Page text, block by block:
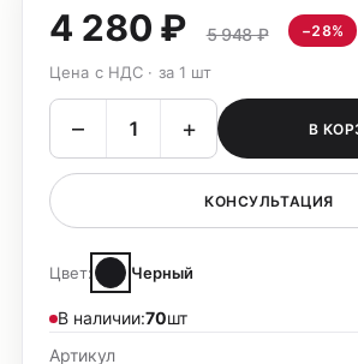
4 280 ₽ 5 948 ₽ −28%
Цена с НДС · за 1 шт
– + В
КОНСУЛЬТАЦИЯ
Цвет: Черный
В наличии:70шт
Артикул